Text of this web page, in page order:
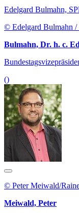
Edelgard Bulmahn,
© Edelgard Bulmahn /
Bulmahn, Dr. h. c.
()
© Peter Meiwald/
Meiwald, Peter